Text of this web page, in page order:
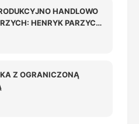
HANDLOWO
HENRYK PARZYCH,
JAWNA
Z OGRANICZONĄ